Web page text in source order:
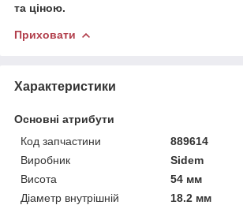
та ціною.
Приховати
Характеристики
Основні атрибути
Код запчастини
889614
Виробник
Sidem
Висота
54 мм
Діаметр внутрішній
18.2 мм